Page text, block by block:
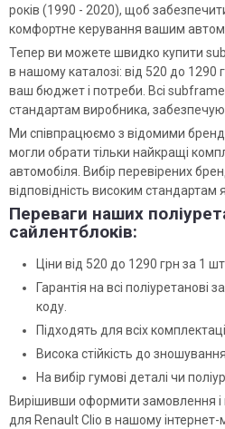
років (1990 - 2020), щоб
комфортне керування вашим
Тепер ви можете швидко купити
в нашому каталозі: від 520 до 1290
ваш бюджет і потреби. Всі
стандартам виробника,
Ми співпрацюємо з відомими
могли обрати тільки найкращі
автомобіля. Вибір перевірених
відповідність високим стандартам
Переваги наших
сайлентблоків:
Ціни від 520 до 1290 грн за 1
Гарантія на всі поліуретанові
коду.
Підходять для всіх
Висока стійкість до
На вибір гумові деталі чи
Вирішивши оформити замовлення
для Renault Clio в нашому інтернет-